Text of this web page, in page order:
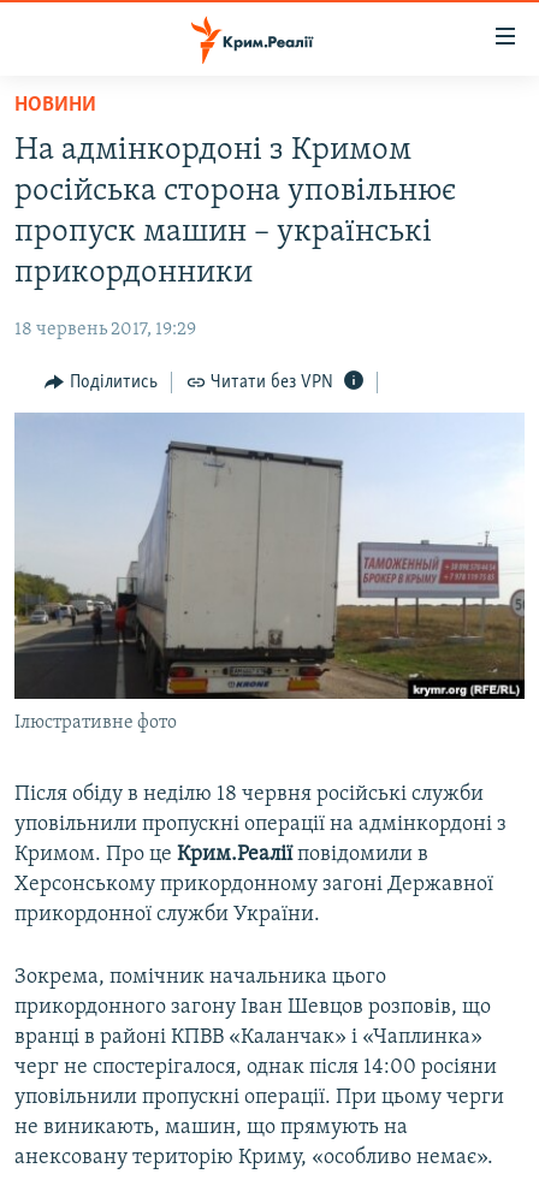
Перейти
основного
матеріалу
Перейти
до
основної
Перейти
пошуку
ВОДА.КРИМ
ВІДЕО ТА ФОТО
ПОГЛЯД
ІНТЕРВ'Ю
ВІДЕОУРОКИ «ELIFBE»
СВІДЧЕННЯ ОКУПАЦІЇ
УКРАЇНСЬКА ПРОБЛЕМА КРИМУ
ЯК ОБІЙТИ БЛОКУВАННЯ
Русский
Qırımtatar
Усі сайти RFE/RL
НОВИНИ
На адмінкордоні з Кримом
російська сторона уповільнює
пропуск машин – українські
прикордонники
18 червень 2017, 19:29
Поділитись Читати без VPN
Ілюстративне фото
Після обіду в неділю 18 червня російські служби
уповільнили пропускні операції на адмінкордоні з
Кримом. Про це Крим.Реаліїповідомили в
Херсонському прикордонному загоні Державної
прикордонної служби України.
Зокрема, помічник начальника цього
прикордонного загону Іван Шевцов розповів, що
вранці в районі КПВВ «Каланчак» і «Чаплинка»
черг не спостерігалося, однак після 14:00 росіяни
уповільнили пропускні операції. При цьому черги
не виникають, машин, що прямують на
анексовану територію Криму, «особливо немає».